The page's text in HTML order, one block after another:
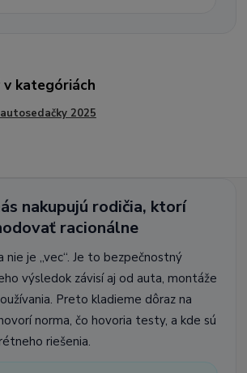
kategóriách
2025
nakupujú rodičia, ktorí
racionálne
nie je „vec“. Je to bezpečnostný
výsledok závisí aj od auta, montáže
Preto kladieme dôraz na
norma, čo hovoria testy, a kde sú
riešenia.